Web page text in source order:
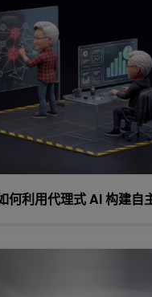
何利用代理式 AI 构建自